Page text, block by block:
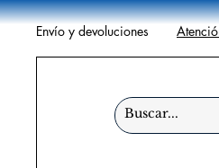
Envío y devoluciones